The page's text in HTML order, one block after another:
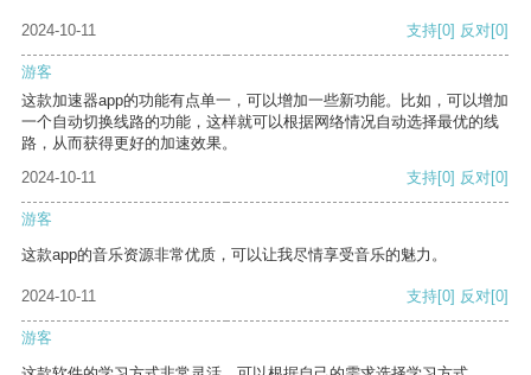
2024-10-11 支持[0] 反对[0]
游客
这款加速器app的功能有点单一，可以增加一些新功能。比如，可以增加
一个自动切换线路的功能，这样就可以根据网络情况自动选择最优的线
路，从而获得更好的加速效果。
2024-10-11
支持[0] 反对[0]
游客
这款app的音乐资源非常优质，可以让我尽情享受音乐的魅力。
2024-10-11 支持[0] 反对[0]
游客